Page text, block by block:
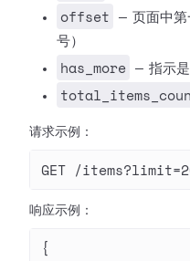
offset
— 页面中第
号）
has_more — 指示
请求示例：
GET /
响应示例：
{